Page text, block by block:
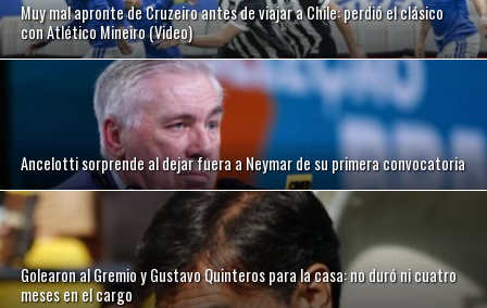
Muy mal apronte de Cruzeiro antes de viajar a Chile: perdió el clásico
con Atlético Mineiro (Video)
Ancelotti sorprende al dejar fuera a Neymar de su primera convocatoria
Golearon al Gremio y Gustavo Quinteros para la casa: no duró ni cuatro
meses en el cargo